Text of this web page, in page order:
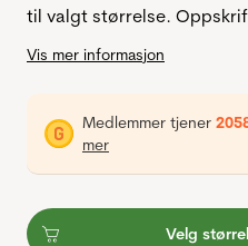
til valgt størrelse.
Vis mer informasjon
Medlemmer tjener
mer
Velg